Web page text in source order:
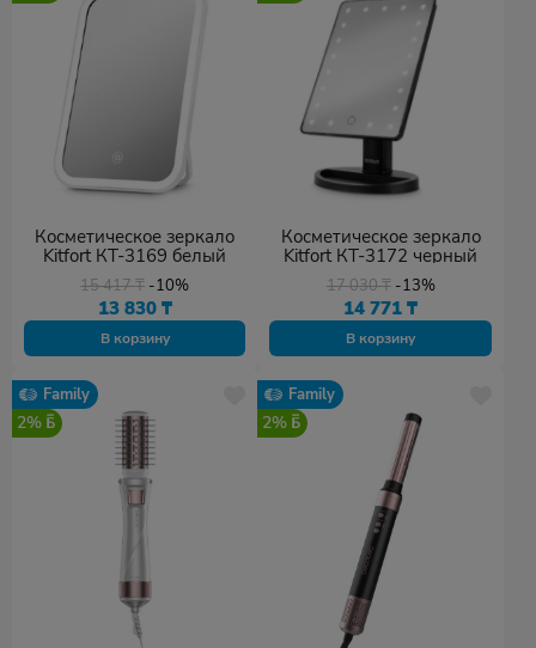
Косметическое зеркало
Kitfort КТ-3169 белый
15 417₸ -10%
13 830 ₸
В корзину
Косметическое зеркало
Kitfort КТ-3172 черный
17 030₸ -13%
14 771₸
В корзину
Family
2%
Family
2%